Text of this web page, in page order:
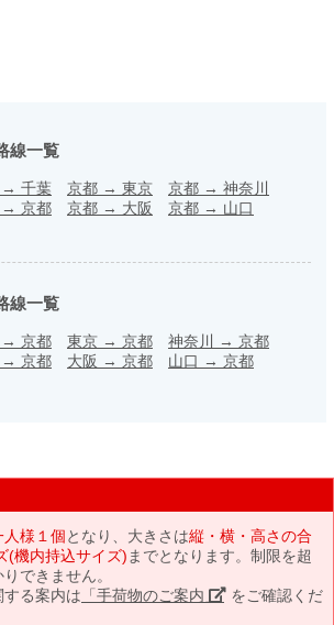
線一覧
→ 千葉 京都 → 東京 京都 → 神奈川
→ 京都 京都 → 大阪 京都 → 山口
線一覧
→ 京都 東京 → 京都 神奈川 → 京都
→ 京都 大阪 → 京都 山口 → 京都
人様１個となり、大きさは縦・横・高さの合
(機内持込サイズ) までとなります。制限を超
できません。
る案内は 「手荷物のご案内」 をご確認くだ